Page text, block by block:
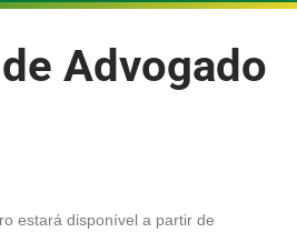
Advogado
estará disponível a partir de